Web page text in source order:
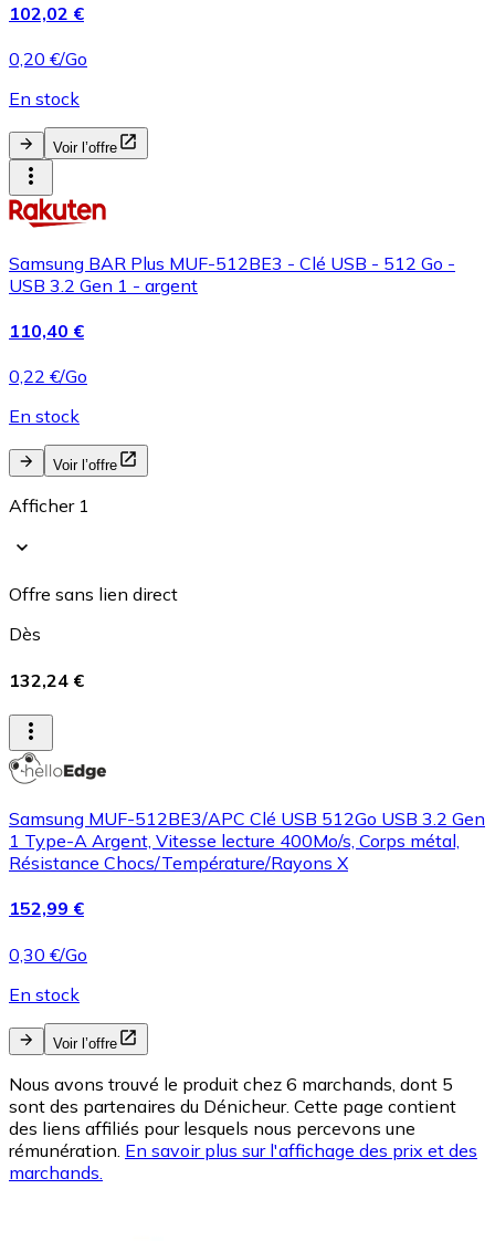
102,02 €
0,20 €/Go
En stock
Voir l’offre
Samsung BAR Plus MUF-512BE3 - Clé USB - 512 Go -
USB 3.2 Gen 1 - argent
110,40 €
0,22 €/Go
En stock
Voir l’offre
Afficher 1
Offre sans lien direct
Dès
132,24 €
Samsung MUF-512BE3/APC Clé USB 512Go USB 3.2 Gen
1 Type-A Argent, Vitesse lecture 400Mo/s, Corps métal,
Résistance Chocs/Température/Rayons X
152,99 €
0,30 €/Go
En stock
Voir l’offre
Nous avons trouvé le produit chez 6 marchands, dont 5
sont des partenaires du Dénicheur. Cette page contient
des liens affiliés pour lesquels nous percevons une
rémunération. En savoir plus sur l'affichage des prix et des
marchands.